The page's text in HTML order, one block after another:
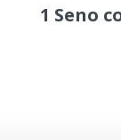
1 Seno